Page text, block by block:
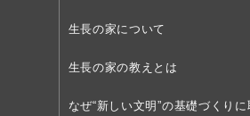
生長の家について
生長の家の教えとは
なぜ“新しい文明”の基礎づくり